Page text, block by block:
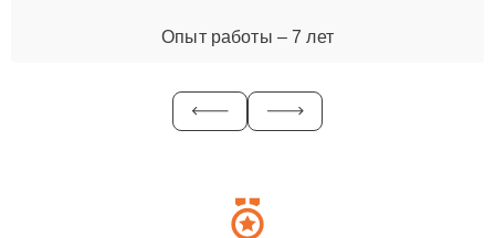
Опыт работы – 7 лет